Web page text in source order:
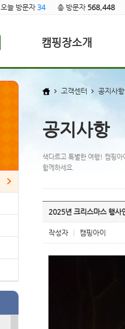
오늘 방문자 34 총 방문자 568,448
캠핑장소개
고객센터 공지사항
공지사항
색다르고 특별한 여행! 캠핑아
함께하세요.
2025년 크리스마스 행사
작성자 캠핑아이